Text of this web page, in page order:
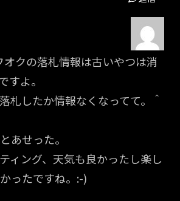
オクの落札情報は古いやつは消
すよ。
札したか情報なくなってて。＾
あせった。
ィング、天気も良かったし楽し
ったですね。:-)